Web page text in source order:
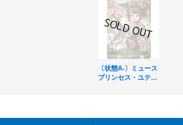
〔状態A-〕ミュース
プリンセス・ユティ